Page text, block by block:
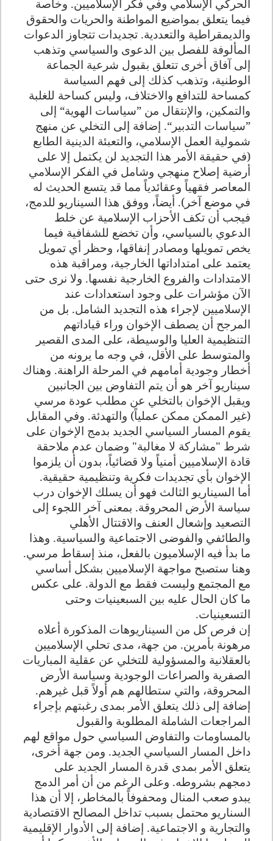
الحركي الإسلامي وفي فكر الإسلاميين. وخاصة
فيما يتعلق بمواضيع المواطنة والحريات والحقوق
والديمقراطية والتعددية. تجديدات تتجاوز الدعوات
المألوفة للفصل بين الدعوى والسياسي وتذهب
إلى آفاق أخرى تتعلق بقبول شرعية الجماعة
الوطنية، وتذهب كذلك إلى فهم السياسة
كمساحة للتدافع والاختلاف، وليس كساحة للغلبة
والتمكين، والإنتقال من ”سياسات الهوية“ إلى
”سياسات التدبير“. إضافة إلى التخلي عن منهج
شمولية العمل الإسلامي، والتعبئة الدينية الطابع
(في حقيقة الأمر هذا التجديد لن يكتمل إلا على
أرضية إصلاح منهجي وشامل في الفكر الإسلامي
المعاصر فقهياً وعقائدياً مما قد يتسع الحديث له
في موضع آخر). أيضاً، ووفق هذا السيناريو للدمج،
فيجب أن تكف الأحزاب الإسلامية عن خلط
الدعوي بالسياسي، وأن تخضع للشفافية فيما
يخص تمويلها ومصادر إنفاقها، وحظر أي تمويل
يعتمد على امتداداتها الخارجية، ومراقبة هذه
الامتدادات والفروع الخارجية نفسها. ولا نرى حتى
الآن مؤشرات على وجود استعدادات عند
الإسلاميين لإجراء هذه التجديد الشامل. بل من
المرجح أن يصطف الإخوان وراء قياداتهم
التنظيمية العليا والوسيطة، على المدى القصير
والمتوسط على الأقل، في وجه ما يرونه من
أخطار وجودية أمامهم في المرحلة الراهنة. وهناك
سيناريو آخر هو أن يتم التفاوض بين الجانبين
ويقبل الإخوان بالتخلي عن مطلب عودة مرسي
(غير الممكن ممكن عملياً) والتهدئة. وفي المقابل
يقوم المسار السياسي الجديد بدمج الإخوان على
شرط "مشاركة لا مغالبة" وضمان عدم ملاحقة
قادة الإسلاميين أمنياً ولا قضائياً، بدون أن يلزموا
الإخوان بأي تجديدات فكرية وتنظيمية حقيقية.
أما السيناريو الثالث فهو أن يسلك الإخوان درب
سياسة الأرض المحروقة. بمعنى آخر اللجوء إلى
التصعيد وإشعال العنف والاقتتال الأهلي
والطائفي والفوضى الاجتماعية والسياسية. وهذا
ما بدأ فيه الإسلاميون بالفعل، منذ إسقاط مرسي.
وهنا ستصبح مواجهة الإسلاميين بشكل أساسي
مع المجتمع وليست فقط مع الدولة. على عكس
ما كان الحال عليه بين السبعينيات وحتى
التسعينيات.
إن فرص كل من السيناريوهات المذكورة أعلاه
مرهونة بأمرين. من جهة، مدى تحلي الإسلاميين
بالعقلانية والمسؤولية للتخلي عن عقلية المباريات
الصفرية والصراعات الوجودية وسياسة الأرض
المحروقة، والتي ستطالهم هم أولاً قبل غيرهم.
إضافة إلى ذلك يتعلق الأمر بمدى رغبتهم بإجراء
المراجعات الشاملة المطلوبة والقبول
بالمساومات والتفاوض السياسي حول مواقع لهم
داخل المسار السياسي الجديد. ومن جهة أخرى،
يتعلق الأمر بمدى قدرة المسار الجديد على
دمجهم بشروطه. وعلى الرغم من أن أمر الدمج
يبدو صعب المنال ومحفوفاً بالمخاطر، إلا أن هذا
السناريو محتمل بسبب تداخل المصالح الاقتصادية
والتجارية و الاجتماعية. إضافة إلى الأدوار الإقليمية